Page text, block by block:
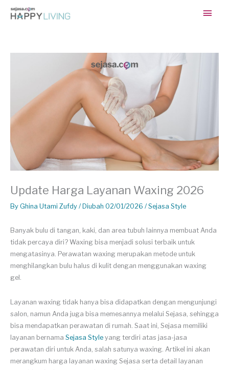
Main
Update Harga Layanan Waxing 2026
By Ghina Utami Zufdy / Diubah 02/01/2026 / Sejasa Style
Banyak bulu di tangan, kaki, dan area tubuh lainnya membuat Anda
tidak percaya diri? Waxing bisa menjadi solusi terbaik untuk
mengatasinya. Perawatan waxing merupakan metode untuk
menghilangkan bulu halus di kulit dengan menggunakan waxing
gel.
Layanan waxing tidak hanya bisa didapatkan dengan mengunjungi
salon, namun Anda juga bisa memesannya melalui Sejasa, sehingga
bisa mendapatkan perawatan di rumah. Saat ini, Sejasa memiliki
layanan bernama Sejasa Style yang terdiri atas jasa-jasa
perawatan diri untuk Anda, salah satunya waxing. Artikel ini akan
merangkum harga layanan waxing Sejasa serta detail layanan